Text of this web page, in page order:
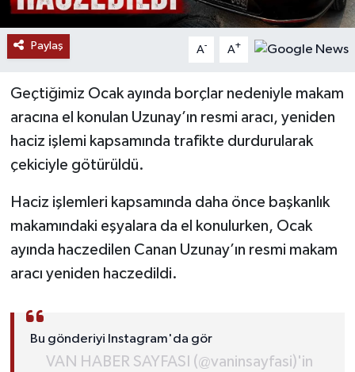
Paylaş A- A+
Geçtiğimiz Ocak ayında borçlar nedeniyle makam
aracına el konulan Uzunay’ın resmi aracı, yeniden
haciz işlemi kapsamında trafikte durdurularak
çekiciyle götürüldü.
Haciz işlemleri kapsamında daha önce başkanlık
makamındaki eşyalara da el konulurken, Ocak
ayında haczedilen Canan Uzunay’ın resmi makam
aracı yeniden haczedildi.
Bu gönderiyi Instagram'da gör
VAN HABER SAYFASI (@vaninsayfasi)'in